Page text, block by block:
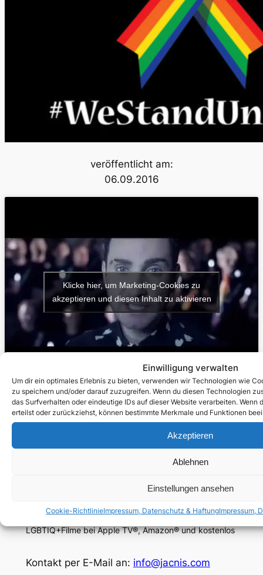
Einwilligung verwalten
Um dir ein optimales Erlebnis zu bieten, verwenden wir Technologien wie
zu speichern und/oder darauf zuzugreifen. Wenn du diesen Technologien
das Surfverhalten oder eindeutige IDs auf dieser Website verarbeiten. Wenn
erteilst oder zurückziehst, können bestimmte Merkmale und Funktionen
Akzeptieren
Ablehnen
Einstellungen ansehen
Cookie-RichtlinieImpressum, Datenschutz & HaftungImpressum,
veröffentlicht am:
06.09.2016
Klicke hier, um Marketing-Cookies zu
akzeptieren und diesen Inhalt zu aktivieren
Mehr LGBTIQ+ Musikclips gibt es unter
Musikvideos.
LGBTIQ+Filme bei Apple TV®, Amazon® und kostenlos
Kontakt per E-Mail an: info@jacnis.com